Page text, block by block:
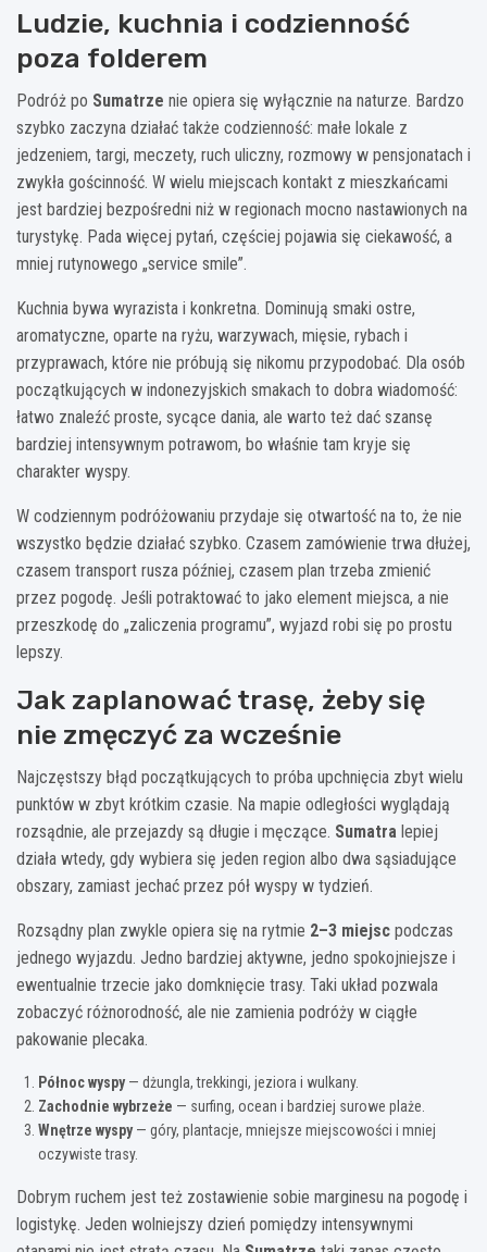
Ludzie, kuchnia i codzienność
poza folderem
Podróż po Sumatrze nie opiera się wyłącznie na naturze. Bardzo
szybko zaczyna działać także codzienność: małe lokale z
jedzeniem, targi, meczety, ruch uliczny, rozmowy w pensjonatach i
zwykła gościnność. W wielu miejscach kontakt z mieszkańcami
jest bardziej bezpośredni niż w regionach mocno nastawionych na
turystykę. Pada więcej pytań, częściej pojawia się ciekawość, a
mniej rutynowego „service smile”.
Kuchnia bywa wyrazista i konkretna. Dominują smaki ostre,
aromatyczne, oparte na ryżu, warzywach, mięsie, rybach i
przyprawach, które nie próbują się nikomu przypodobać. Dla osób
początkujących w indonezyjskich smakach to dobra wiadomość:
łatwo znaleźć proste, sycące dania, ale warto też dać szansę
bardziej intensywnym potrawom, bo właśnie tam kryje się
charakter wyspy.
W codziennym podróżowaniu przydaje się otwartość na to, że nie
wszystko będzie działać szybko. Czasem zamówienie trwa dłużej,
czasem transport rusza później, czasem plan trzeba zmienić
przez pogodę. Jeśli potraktować to jako element miejsca, a nie
przeszkodę do „zaliczenia programu”, wyjazd robi się po prostu
lepszy.
Jak zaplanować trasę, żeby się
nie zmęczyć za wcześnie
Najczęstszy błąd początkujących to próba upchnięcia zbyt wielu
punktów w zbyt krótkim czasie. Na mapie odległości wyglądają
rozsądnie, ale przejazdy są długie i męczące. Sumatra lepiej
działa wtedy, gdy wybiera się jeden region albo dwa sąsiadujące
obszary, zamiast jechać przez pół wyspy w tydzień.
Rozsądny plan zwykle opiera się na rytmie 2–3 miejsc podczas
jednego wyjazdu. Jedno bardziej aktywne, jedno spokojniejsze i
ewentualnie trzecie jako domknięcie trasy. Taki układ pozwala
zobaczyć różnorodność, ale nie zamienia podróży w ciągłe
pakowanie plecaka.
Północ wyspy— dżungla, trekkingi, jeziora i wulkany.
Zachodnie wybrzeże — surfing, ocean i bardziej surowe plaże.
Wnętrze wyspy— góry, plantacje, mniejsze miejscowości i mniej
oczywiste trasy.
Dobrym ruchem jest też zostawienie sobie marginesu na pogodę i
logistykę. Jeden wolniejszy dzień pomiędzy intensywnymi